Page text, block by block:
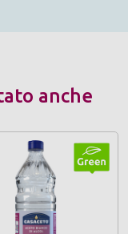
anche